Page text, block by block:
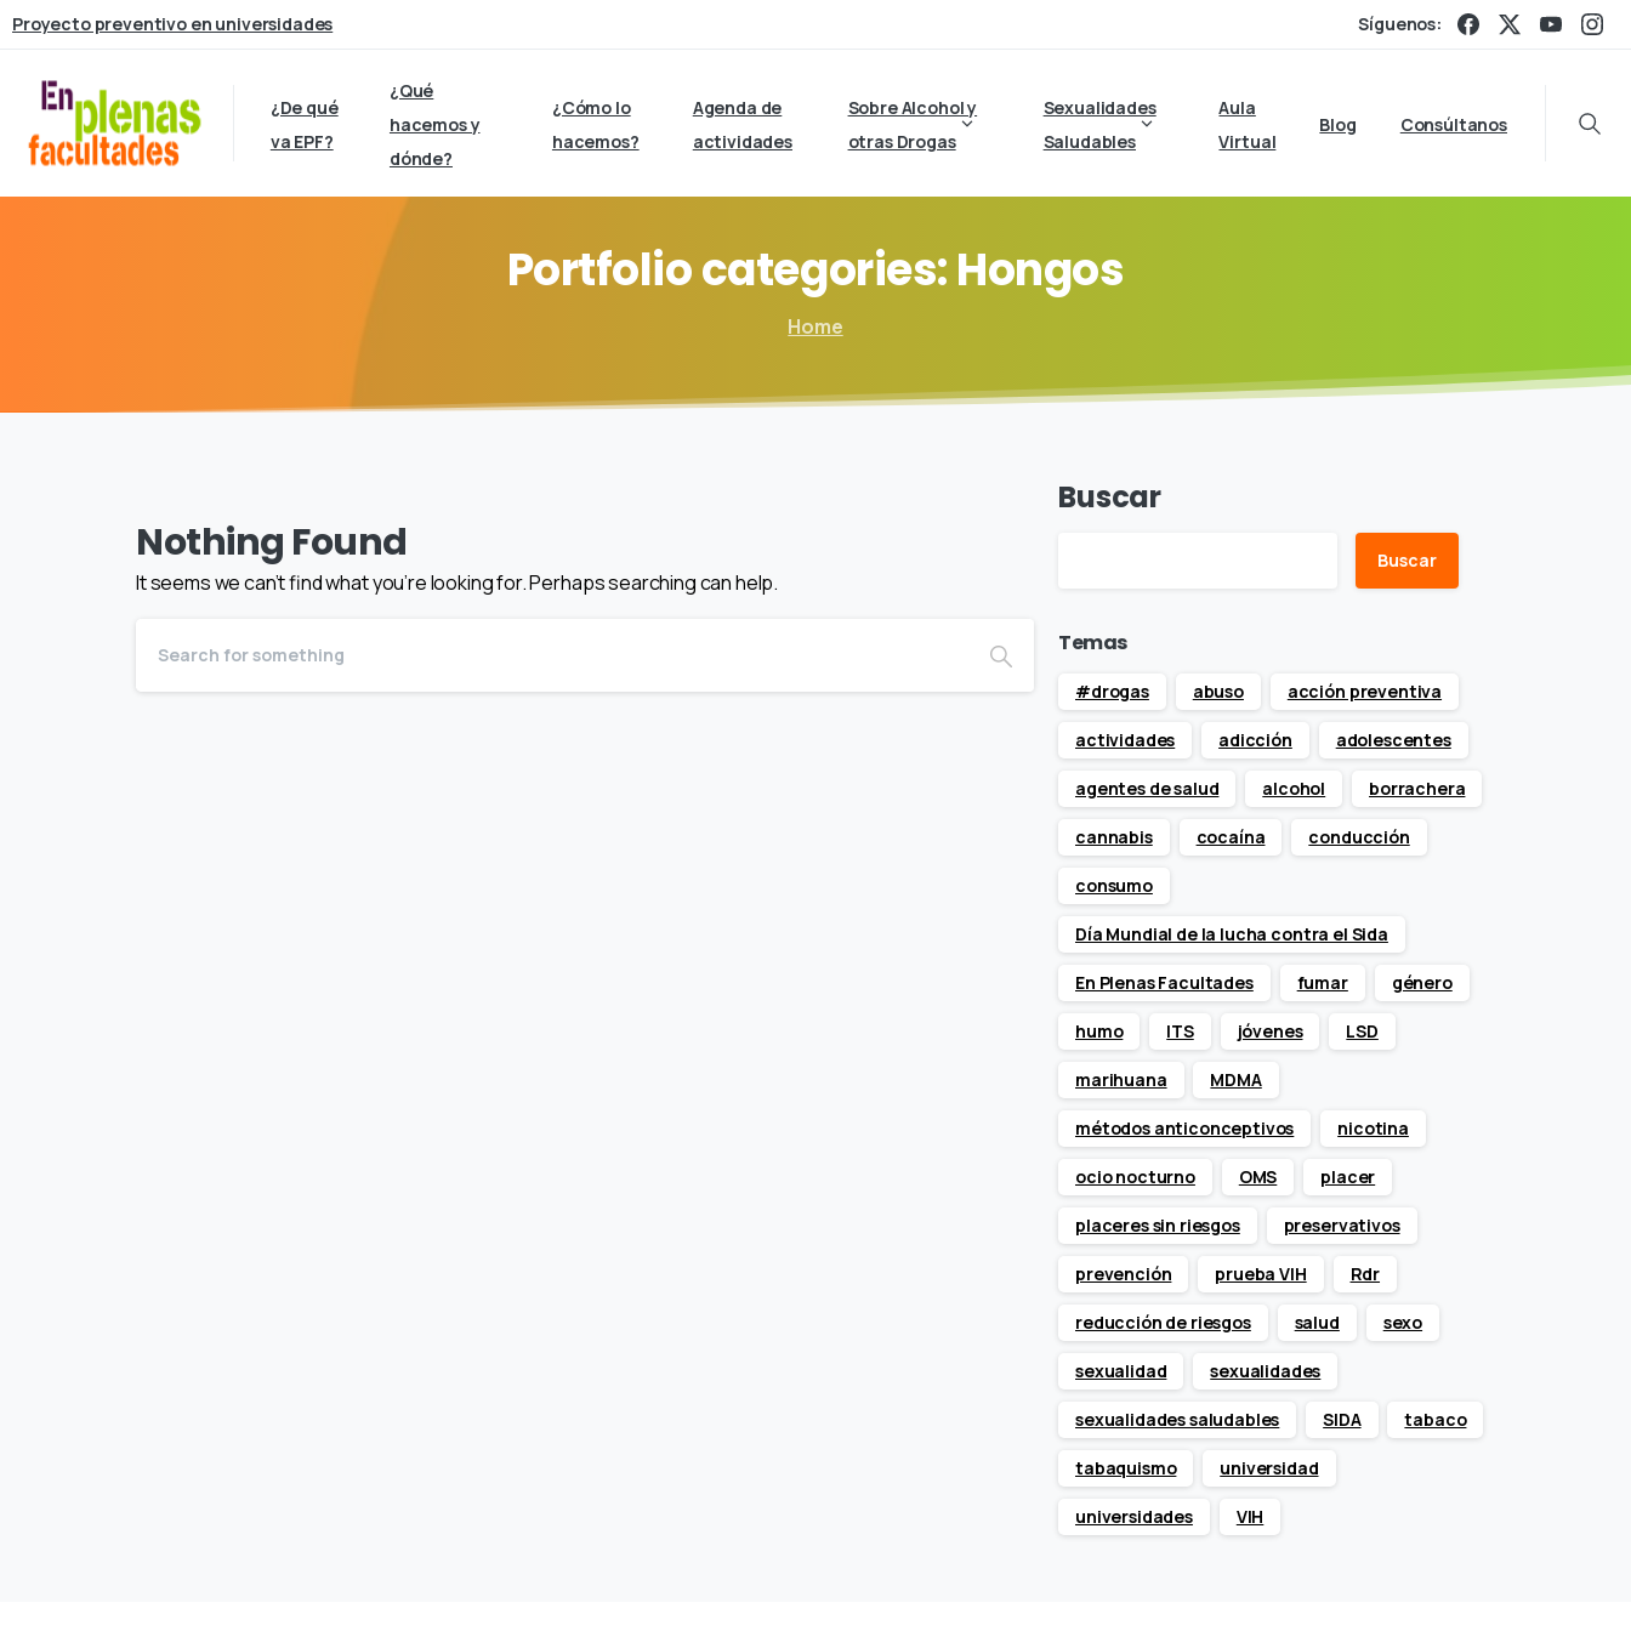
Proyecto preventivo en universidades Síguenos:
¿De qué
va EPF?
¿Qué
hacemos y
dónde?
¿Cómo lo
hacemos?
Agenda de
actividades
Sobre Alcohol y
otras Drogas
Sexualidades
Saludables
Aula
Virtual
Blog Consúltanos
Portfoliocategories:Hongos
Home
Nothing Found
It seems we can’t find what you’re looking for. Perhaps searching can help.
Buscar
Buscar
Temas
#drogas abuso acción preventiva
actividades adicción adolescentes
agentes de salud alcohol borrachera
cannabis cocaína conducción
consumo
Día Mundial de la lucha contra el Sida
En Plenas Facultades fumar género
humo ITS jóvenes LSD
marihuana MDMA
métodos anticonceptivos nicotina
ocio nocturno OMS placer
placeres sin riesgos preservativos
prevención prueba VIH Rdr
reducción de riesgos salud sexo
sexualidad sexualidades
sexualidades saludables SIDA tabaco
tabaquismo universidad
universidades VIH